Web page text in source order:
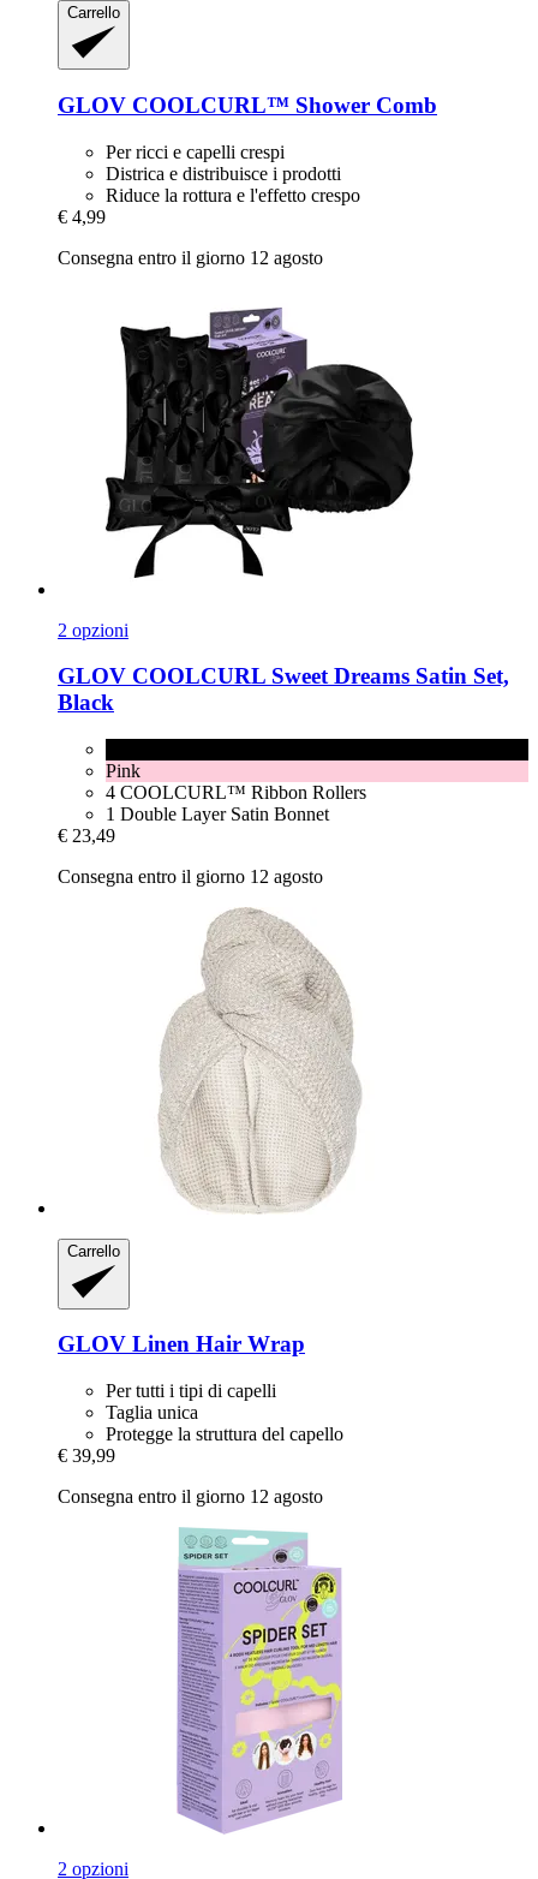
Carrello
GLOV COOLCURL™ Shower Comb
Per ricci e capelli crespi
Districa e distribuisce i prodotti
Riduce la rottura e l'effetto crespo
€ 4,99
Consegna entro il giorno 12 agosto
2 opzioni
GLOV COOLCURL Sweet Dreams Satin Set,
Black
Pink
4 COOLCURL™ Ribbon Rollers
1 Double Layer Satin Bonnet
€ 23,49
Consegna entro il giorno 12 agosto
Carrello
GLOV Linen Hair Wrap
Per tutti i tipi di capelli
Taglia unica
Protegge la struttura del capello
€ 39,99
Consegna entro il giorno 12 agosto
2 opzioni